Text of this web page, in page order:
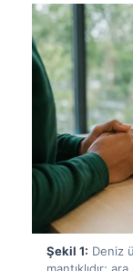
Şekil 1: Deniz
mantıklıdır;